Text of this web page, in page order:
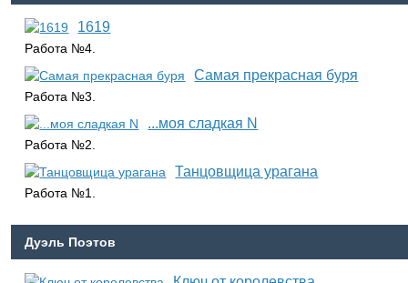
1619
Работа №4.
Самая прекрасная буря
Работа №3.
...моя сладкая N
Работа №2.
Танцовщица урагана
Работа №1.
Дуэль Поэтов